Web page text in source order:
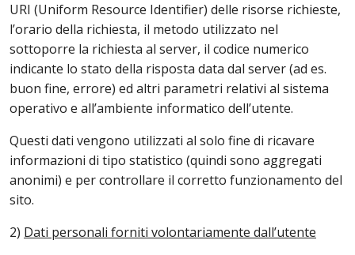
URI (Uniform Resource Identifier) delle risorse richieste,
l’orario della richiesta, il metodo utilizzato nel
sottoporre la richiesta al server, il codice numerico
indicante lo stato della risposta data dal server (ad es.
buon fine, errore) ed altri parametri relativi al sistema
operativo e all’ambiente informatico dell’utente.
Questi dati vengono utilizzati al solo fine di ricavare
informazioni di tipo statistico (quindi sono aggregati
anonimi) e per controllare il corretto funzionamento del
sito.
2) Dati personali forniti volontariamente dall’utente